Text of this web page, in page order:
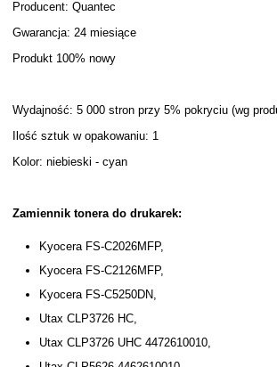
Producent: Quantec
Gwarancja: 24 miesiące
Produkt 100% nowy
Wydajność: 5 000 stron przy 5% pokryciu (wg
Ilość sztuk w opakowaniu: 1
Kolor: niebieski - cyan
Zamiennik tonera do drukarek:
Kyocera FS-C2026MFP,
Kyocera FS-C2126MFP,
Kyocera FS-C5250DN,
Utax CLP3726 HC,
Utax CLP3726 UHC 4472610010,